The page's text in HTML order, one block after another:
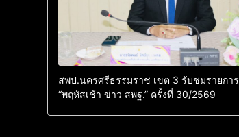
สพป.นครศรีธรรมราช เขต 3 รับชมรายการ
“พฤหัสเช้า ข่าว สพฐ.” ครั้งที่ 30/2569